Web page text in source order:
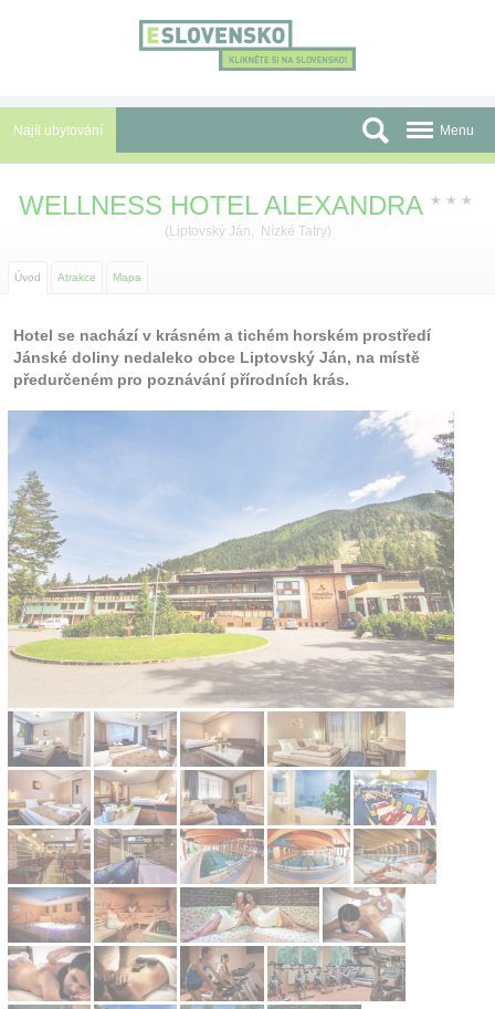
Najít ubytování
Autobusové zájezdy
Před cestou
Atrakce
Kontakt
Menu
WELLNESS HOTEL ALEXANDRA ★ ★ ★
( Liptovský Ján, Nízké Tatry)
Úvod Atrakce Mapa
Hotel se nachází v krásném a tichém horském prostředí
Jánské doliny nedaleko obce Liptovský Ján, na místě
předurčeném pro poznávání přírodních krás.